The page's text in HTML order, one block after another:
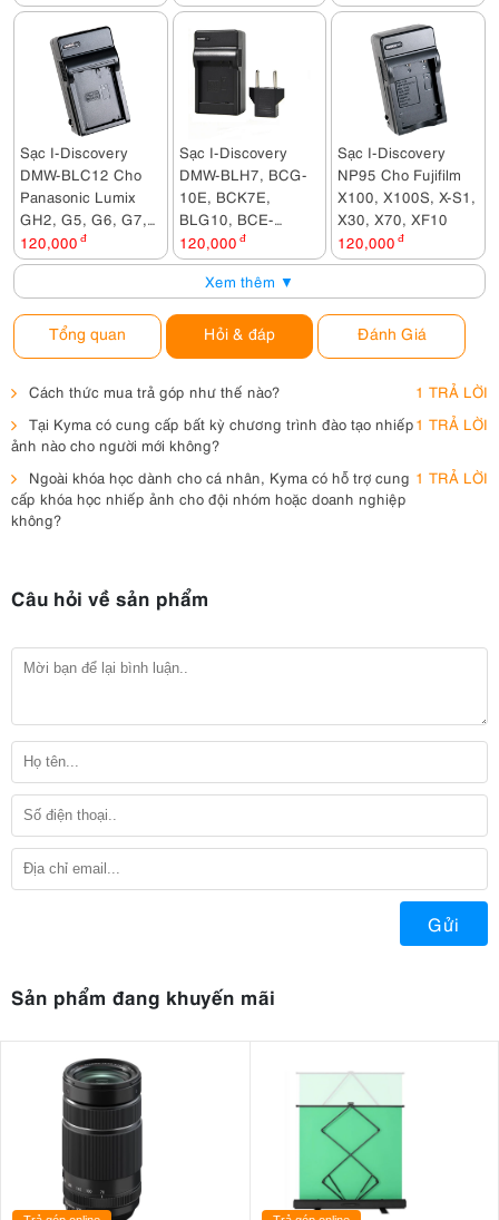
Sạc I-Discovery
DMW-BLC12 Cho
Panasonic Lumix
GH2, G5, G6, G7,
FZ200, FZ1000,
FZ2000, GX8,
120,000 đ
Sạc I-Discovery
DMW-BLH7, BCG-
10E, BCK7E,
BLG10, BCE-
10E, BCF10E
120,000 đ
Sạc I-Discovery
NP95 Cho Fujifilm
X100, X100S, X-S1,
X30, X70, XF10
120,000 đ
Xem thêm ▼
Tổng quan Hỏi & đáp Đánh Giá
Cách thức mua trả góp như thế nào?
1 TRẢ LỜI
Tại Kyma có cung cấp bất kỳ chương trình đào tạo nhiếp
ảnh nào cho người mới không?
1 TRẢ LỜI
Ngoài khóa học dành cho cá nhân, Kyma có hỗ trợ cung
cấp khóa học nhiếp ảnh cho đội nhóm hoặc doanh nghiệp
không?
1 TRẢ LỜI
Câu hỏi về sản phẩm
Gửi
Sản phẩm đang khuyến mãi